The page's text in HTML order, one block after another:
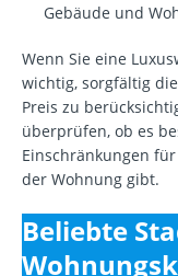
Gebäude und
Wenn Sie eine
wichtig, sorgfältig
Preis zu
überprüfen, ob es
Einschränkungen
der Wohnung gibt.
Beliebte